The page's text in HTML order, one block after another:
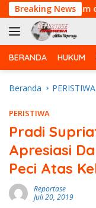
Langsung
ke
konten
Breaking News
di Desa
BERANDA HUKUM
Beranda PERISTIWA
PERISTIWA
Pradi
Apresiasi
Peci Atas
Reportase
Juli 20, 2019